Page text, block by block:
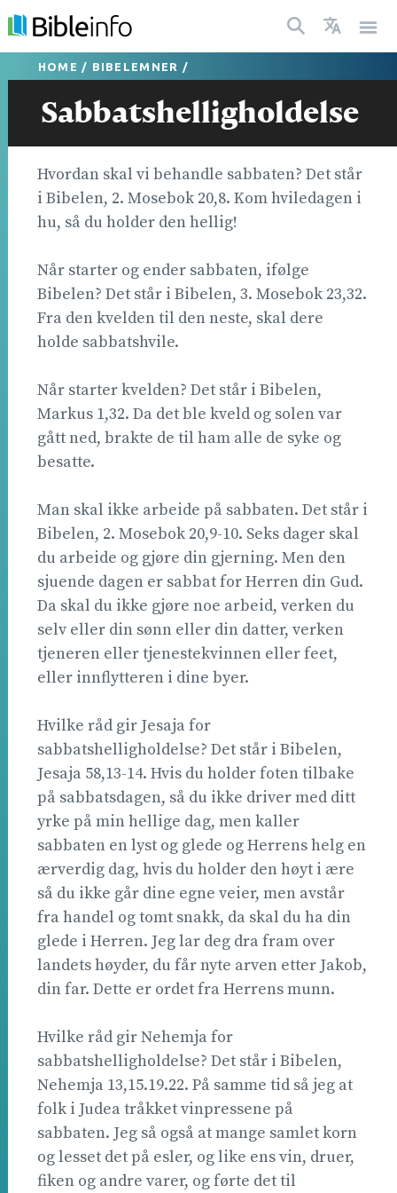
HOME / BIBELEMNER /
Sabbatshelligholdelse
Hvordan skal vi behandle sabbaten? Det står
i Bibelen, 2. Mosebok 20,8. Kom hviledagen i
hu, så du holder den hellig!
Når starter og ender sabbaten, ifølge
Bibelen? Det står i Bibelen, 3. Mosebok 23,32.
Fra den kvelden til den neste, skal dere
holde sabbatshvile.
Når starter kvelden? Det står i Bibelen,
Markus 1,32. Da det ble kveld og solen var
gått ned, brakte de til ham alle de syke og
besatte.
Man skal ikke arbeide på sabbaten. Det står i
Bibelen, 2. Mosebok 20,9-10. Seks dager skal
du arbeide og gjøre din gjerning. Men den
sjuende dagen er sabbat for Herren din Gud.
Da skal du ikke gjøre noe arbeid, verken du
selv eller din sønn eller din datter, verken
tjeneren eller tjenestekvinnen eller feet,
eller innflytteren i dine byer.
Hvilke råd gir Jesaja for
sabbatshelligholdelse? Det står i Bibelen,
Jesaja 58,13-14. Hvis du holder foten tilbake
på sabbatsdagen, så du ikke driver med ditt
yrke på min hellige dag, men kaller
sabbaten en lyst og glede og Herrens helg en
ærverdig dag, hvis du holder den høyt i ære
så du ikke går dine egne veier, men avstår
fra handel og tomt snakk, da skal du ha din
glede i Herren. Jeg lar deg dra fram over
landets høyder, du får nyte arven etter Jakob,
din far. Dette er ordet fra Herrens munn.
Hvilke råd gir Nehemja for
sabbatshelligholdelse? Det står i Bibelen,
Nehemja 13,15.19.22. På samme tid så jeg at
folk i Judea tråkket vinpressene på
sabbaten. Jeg så også at mange samlet korn
og lesset det på esler, og like ens vin, druer,
fiken og andre varer, og førte det til